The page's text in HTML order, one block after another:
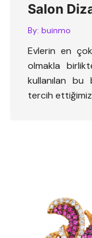
Salon
By: buinmo
Evlerin en
olmakla
kullanılan
tercih